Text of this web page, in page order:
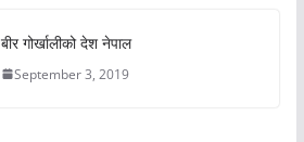
बीर गोर्खालीको देश नेपाल
September 3, 2019